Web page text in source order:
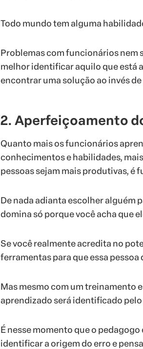
Todo mundo tem alguma
Problemas com funcionários nem
melhor identificar aquilo que está
encontrar uma solução ao invés de
2. Aperfeiçoamento
Quanto mais os funcionários
conhecimentos e habilidades,
pessoas sejam mais produtivas, é
De nada adianta escolher alguém
domina só porque você acha que
Se você realmente acredita no
ferramentas para que essa
Mas mesmo com um treinamento
aprendizado será identificado
É nesse momento que o
identificar a origem do erro e